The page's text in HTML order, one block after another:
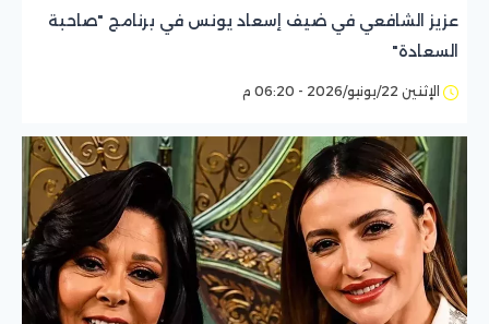
عزيز الشافعي في ضيف إسعاد يونس في برنامج "صاحبة
السعادة"
الإثنين 22/يونيو/2026 - 06:20 م